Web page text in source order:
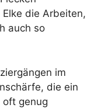
die Arbeiten,
auch so
im
die ein
oft genug